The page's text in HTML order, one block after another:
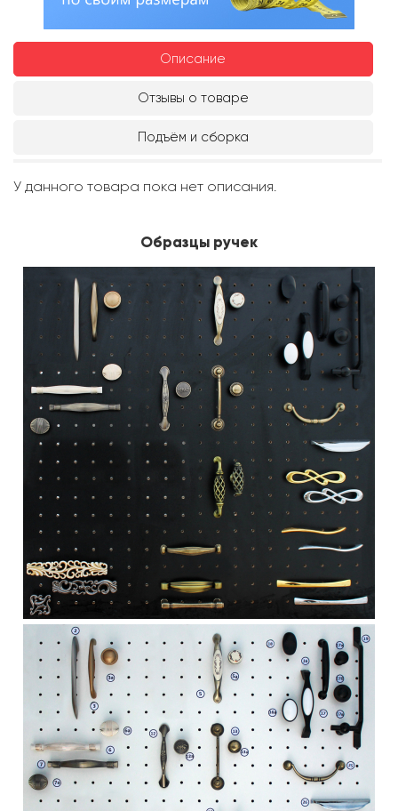
Описание
Отзывы о товаре
Подъём и сборка
У данного товара пока нет описания.
Образцы ручек